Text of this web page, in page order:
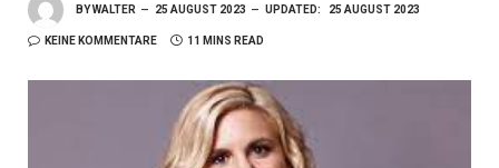
BYWALTER 25 AUGUST 2023 UPDATED: 25 AUGUST 2023
KEINE KOMMENTARE 11 MINS READ